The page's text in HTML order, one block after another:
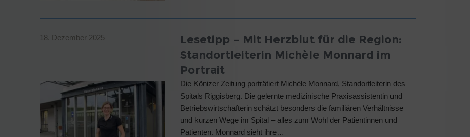
18. Dezember 2025
Lesetipp – Mit Herzblut für die Region:
Standortleiterin Michèle Monnard im
Portrait
Die Könizer Zeitung porträtiert Michèle Monnard, Standortleiterin des
Spitals Riggisberg. Die gelernte medizinische Praxisassistentin und
Betriebswirtschafterin schätzt besonders die familiären Verhältnisse
und kurzen Wege im Spital – alles zum Wohl der Patientinnen und
Patienten. Monnard sieht ihre…